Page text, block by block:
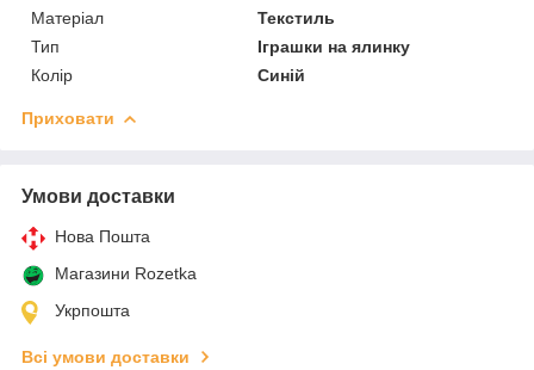
Матеріал
Текстиль
Тип
Іграшки на ялинку
Колір
Синій
Приховати
Умови доставки
Нова Пошта
Магазини Rozetka
Укрпошта
Всі умови доставки